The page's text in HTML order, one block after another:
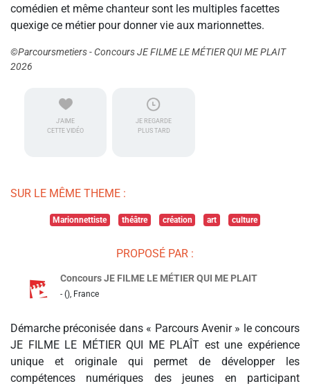
comédien et même chanteur sont les multiples facettes
quexige ce métier pour donner vie aux marionnettes.
©Parcoursmetiers - Concours JE FILME LE MÉTIER QUI ME PLAIT
2026
J'AIME
CETTE VIDÉO
JE REGARDE
PLUS TARD
SUR LE MÊME THEME :
Marionnettiste théâtre création art culture
PROPOSÉ PAR :
Concours JE FILME LE MÉTIER QUI ME PLAIT
- (), France
Démarche préconisée dans « Parcours Avenir » le concours
JE FILME LE MÉTIER QUI ME PLAÎT est une expérience
unique et originale qui permet de développer les
compétences numériques des jeunes en participant